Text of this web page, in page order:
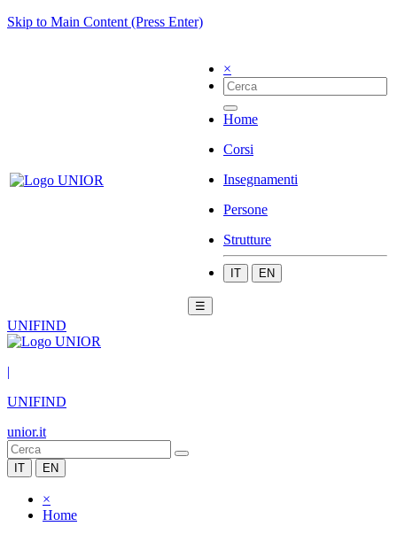
Skip to Main Content (Press Enter)
×
Home
Corsi
Insegnamenti
Persone
Strutture
IT EN
☰
UNIFIND
|
UNIFIND
unior.it
IT EN
×
Home